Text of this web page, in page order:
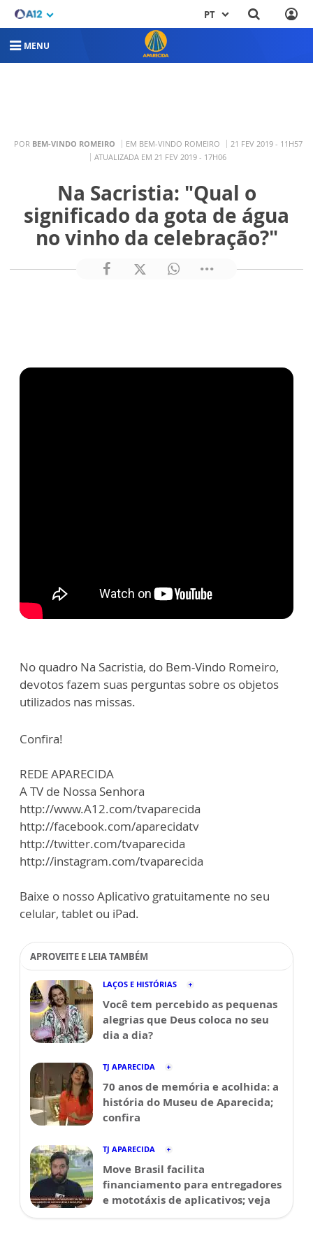
PT
MENU
POR BEM-VINDO ROMEIRO EM BEM-VINDO ROMEIRO
21 FEV 2019 - 11H57
ATUALIZADA EM 21 FEV 2019 - 17H06
Na Sacristia: "Qual o
significado da gota de água
no vinho da celebração?"
No quadro Na Sacristia, do Bem-Vindo Romeiro,
devotos fazem suas perguntas sobre os objetos
utilizados nas missas.
Confira!
REDE APARECIDA
A TV de Nossa Senhora
http://www.A12.com/tvaparecida
http://facebook.com/aparecidatv
http://twitter.com/tvaparecida
http://instagram.com/tvaparecida
Baixe o nosso Aplicativo gratuitamente no seu
celular, tablet ou iPad.
APROVEITE E LEIA TAMBÉM
LAÇOS E HISTÓRIAS
Você tem percebido as pequenas
alegrias que Deus coloca no seu
dia a dia?
TJ APARECIDA
70 anos de memória e acolhida: a
história do Museu de Aparecida;
confira
TJ APARECIDA
Move Brasil facilita
financiamento para entregadores
e mototáxis de aplicativos; veja